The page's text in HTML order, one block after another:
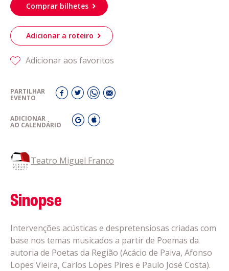
Comprar bilhetes
Adicionar a roteiro
Adicionar aos favoritos
PARTILHAR
EVENTO
ADICIONAR
AO CALENDÁRIO
Teatro Miguel Franco
Sinopse
Intervenções acústicas e despretensiosas criadas com
base nos temas musicados a partir de Poemas da
autoria de Poetas da Região (Acácio de Paiva, Afonso
Lopes Vieira, Carlos Lopes Pires e Paulo José Costa).